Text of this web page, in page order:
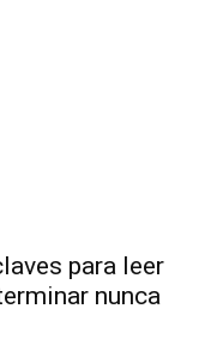
para leer
nunca